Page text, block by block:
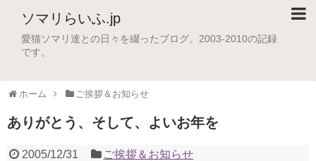
ソマリらいふ.jp
愛猫ソマリ達との日々を綴ったブログ。2003-2010の記録
です。
ホーム ご挨拶＆お知らせ
ありがとう、そして、よいお年を
2005/12/31 ご挨拶＆お知らせ